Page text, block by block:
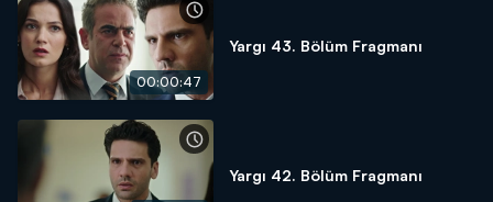
00:00:47
Yargı 43. Bölüm Fragmanı
Yargı 42. Bölüm Fragmanı